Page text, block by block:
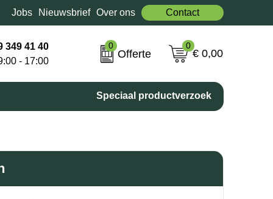
Jobs Nieuwsbrief Over ons Contact
349 41 40
- 17:00
0
Offerte
0
€ 0,00
Speciaal productverzoek